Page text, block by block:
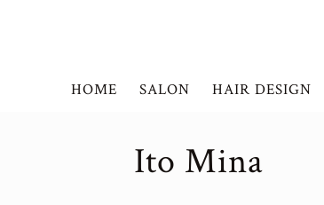
HOME SALON HAIR DESIGN
Ito Mina